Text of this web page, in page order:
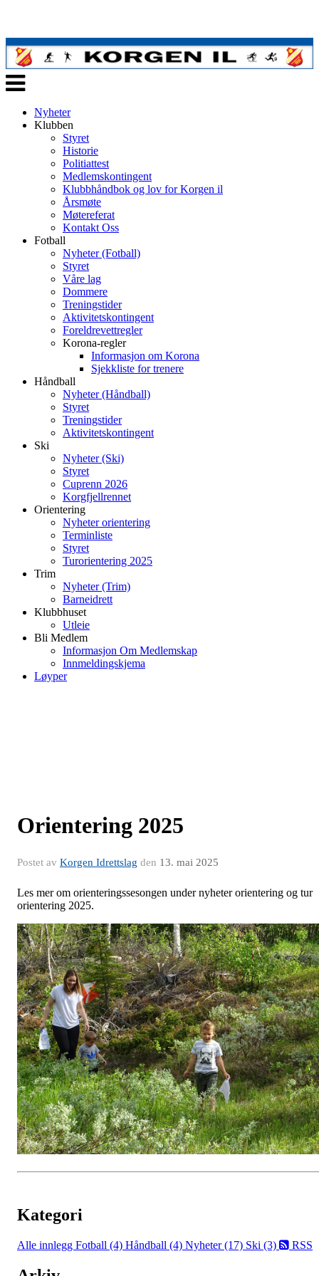
Veksle
navigasjon
Nyheter
Klubben
Styret
Historie
Politiattest
Medlemskontingent
Klubbhåndbok og lov for Korgen il
Årsmøte
Møtereferat
Kontakt Oss
Fotball
Nyheter (Fotball)
Styret
Våre lag
Dommere
Treningstider
Aktivitetskontingent
Foreldrevettregler
Korona-regler
Informasjon om Korona
Sjekkliste for trenere
Håndball
Nyheter (Håndball)
Styret
Treningstider
Aktivitetskontingent
Ski
Nyheter (Ski)
Styret
Cuprenn 2026
Korgfjellrennet
Orientering
Nyheter orientering
Terminliste
Styret
Turorientering 2025
Trim
Nyheter (Trim)
Barneidrett
Klubbhuset
Utleie
Bli Medlem
Informasjon Om Medlemskap
Innmeldingskjema
Løyper
Orientering 2025
Postet av Korgen Idrettslag den 13. mai 2025
Les mer om orienteringssesongen under nyheter orientering og tur
orientering 2025.
Kategori
Alle innlegg Fotball (4) Håndball (4) Nyheter (17) Ski (3) RSS